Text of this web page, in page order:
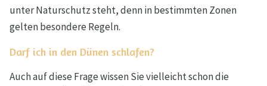
unter Naturschutz steht, denn in bestimmten Zonen
gelten besondere Regeln.
Darf ich in den Dünen schlafen?
Auch auf diese Frage wissen Sie vielleicht schon die